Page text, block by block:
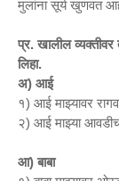
मुलांना सूर्य खुणवत
प्र. खालील व्यक्तीवर
लिहा.
अ) आई
१) आई माझ्यावर
२) आई माझ्या
आ) बाबा